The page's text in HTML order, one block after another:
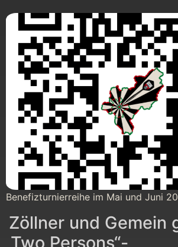
Benefizturnierreihe im Mai und Juni
Zöllner und Gemein
„Two Persons“-